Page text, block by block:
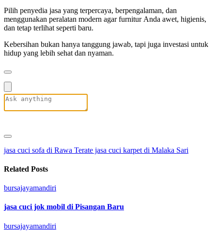
Pilih penyedia jasa yang terpercaya, berpengalaman, dan
menggunakan peralatan modern agar furnitur Anda awet, higienis,
dan tetap terlihat seperti baru.
Kebersihan bukan hanya tanggung jawab, tapi juga investasi untuk
hidup yang lebih sehat dan nyaman.
jasa cuci sofa di Rawa Terate jasa cuci karpet di Malaka Sari
Related Posts
bursajayamandiri
jasa cuci jok mobil di Pisangan Baru
bursajayamandiri